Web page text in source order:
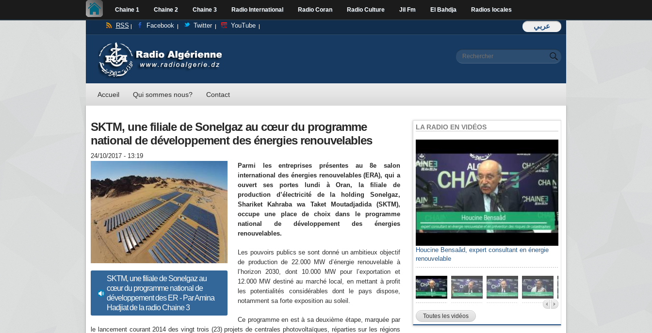
Chaine 1 Chaine 2 Chaine 3 Radio International Radio Coran Radio Culture Jil Fm El Bahdja Radios locales
عربي RSS Facebook Twitter YouTube
Formulaire de
Rechercher
Accueil Qui sommes nous? Contact
SKTM, une filiale de Sonelgaz au cœur du programme
national de développement des énergies renouvelables
24/10/2017 - 13:19
SKTM, une filiale de Sonelgaz au
cœur du programme national de
développement des ER - Par Amina
Hadjiat de la radio Chaine 3
Parmi les entreprises présentes au 8e salon
international des énergies renouvelables (ERA), qui a
ouvert ses portes lundi à Oran, la filiale de
production d’électricité de la holding Sonelgaz,
Shariket Kahraba wa Taket Moutadjadida (SKTM),
occupe une place de choix dans le programme
national de développement des énergies
renouvelables.
Les pouvoirs publics se sont donné un ambitieux objectif
de production de 22.000 MW d’énergie renouvelable à
l’horizon 2030, dont 10.000 MW pour l’exportation et
12.000 MW destiné au marché local, en mettant à profit
les potentialités considérables dont le pays dispose,
notamment sa forte exposition au soleil.
Ce programme en est à sa deuxième étape, marquée par
le lancement courant 2014 des vingt trois (23) projets de centrales photovoltaïques, réparties sur les régions
LA RADIO EN VIDÉOS
Houcine Bensaâd, expert consultant en énergie
renouvelable
Toutes les vidéos